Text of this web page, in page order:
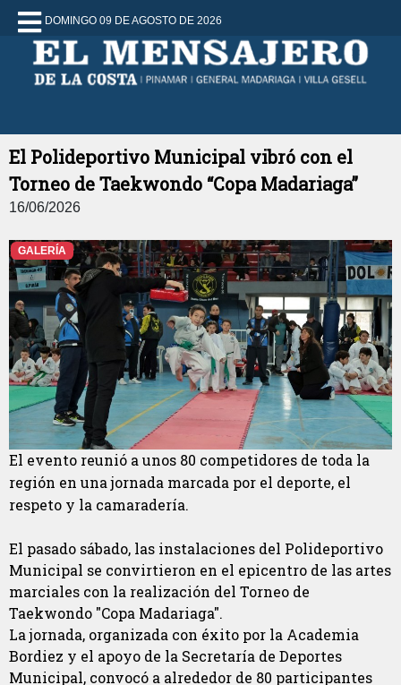
DOMINGO 09 DE AGOSTO DE 2026
El Polideportivo Municipal vibró con el
Torneo de Taekwondo “Copa Madariaga”
16/06/2026
GALERÍA
El evento reunió a unos 80 competidores de toda la
región en una jornada marcada por el deporte, el
respeto y la camaradería.
El pasado sábado, las instalaciones del Polideportivo
Municipal se convirtieron en el epicentro de las artes
marciales con la realización del Torneo de
Taekwondo "Copa Madariaga".
La jornada, organizada con éxito por la Academia
Bordiez y el apoyo de la Secretaría de Deportes
Municipal, convocó a alrededor de 80 participantes